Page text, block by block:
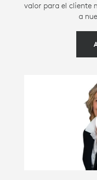
valor para el cliente
a